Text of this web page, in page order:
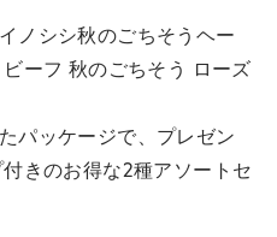
ノシシ秋のごちそうヘー
ーフ 秋のごちそう ローズ
パッケージで、プレゼン
きのお得な2種アソートセ